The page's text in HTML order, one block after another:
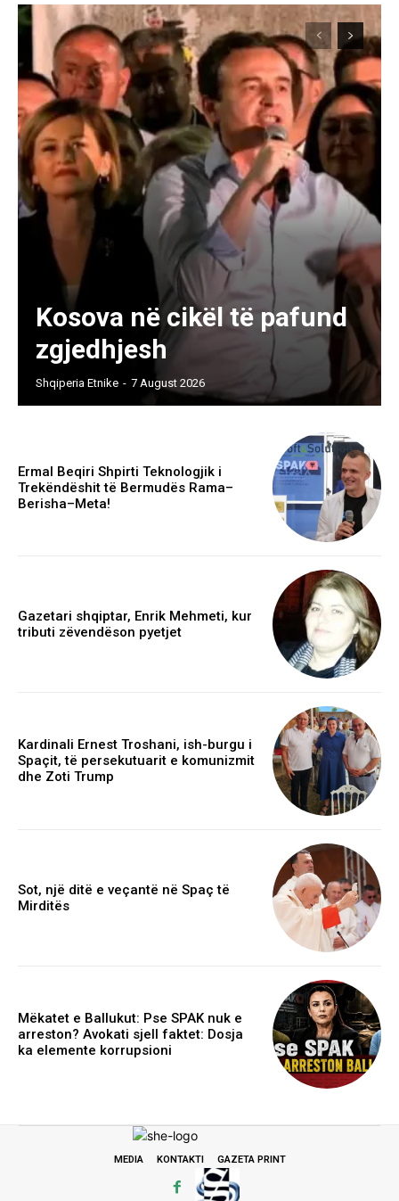
Kosova në cikël të pafund
zgjedhjesh
Shqiperia Etnike - 7 August 2026
Ermal Beqiri Shpirti Teknologjik i
Trekëndëshit të Bermudës Rama–
Berisha–Meta!
Gazetari shqiptar, Enrik Mehmeti, kur
tributi zëvendëson pyetjet
Kardinali Ernest Troshani, ish-burgu i
Spaçit, të persekutuarit e komunizmit
dhe Zoti Trump
Sot, një ditë e veçantë në Spaç të
Mirditës
Mëkatet e Ballukut: Pse SPAK nuk e
arreston? Avokati sjell faktet: Dosja
ka elemente korrupsioni
MEDIA KONTAKTI GAZETA PRINT